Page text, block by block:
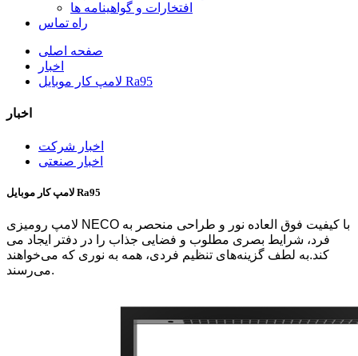
افتخارات و گواهینامه ها
راه تماس
صفحه اصلی
اخبار
لامپ کار موبایل Ra95
اخبار
اخبار شرکت
اخبار صنعتی
لامپ کار موبایل Ra95
لامپ رومیزی NECO با کیفیت فوق العاده نور و طراحی منحصر به
فرد، شرایط بصری مطلوب و فضایی جذاب را در دفتر ایجاد می
کند.به لطف گزینه‌های تنظیم فردی، همه به نوری که می‌خواهند
می‌رسند.